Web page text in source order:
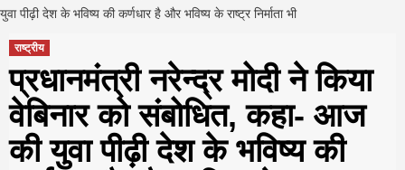
युवा पीढ़ी देश के भविष्य की कर्णधार है और भविष्य के राष्ट्र निर्माता भी
राष्ट्रीय
प्रधानमंत्री नरेन्द्र मोदी ने किया
वेबिनार को संबोधित, कहा- आज
की युवा पीढ़ी देश के भविष्य की